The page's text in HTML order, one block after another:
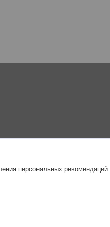
персональных рекомендаций.